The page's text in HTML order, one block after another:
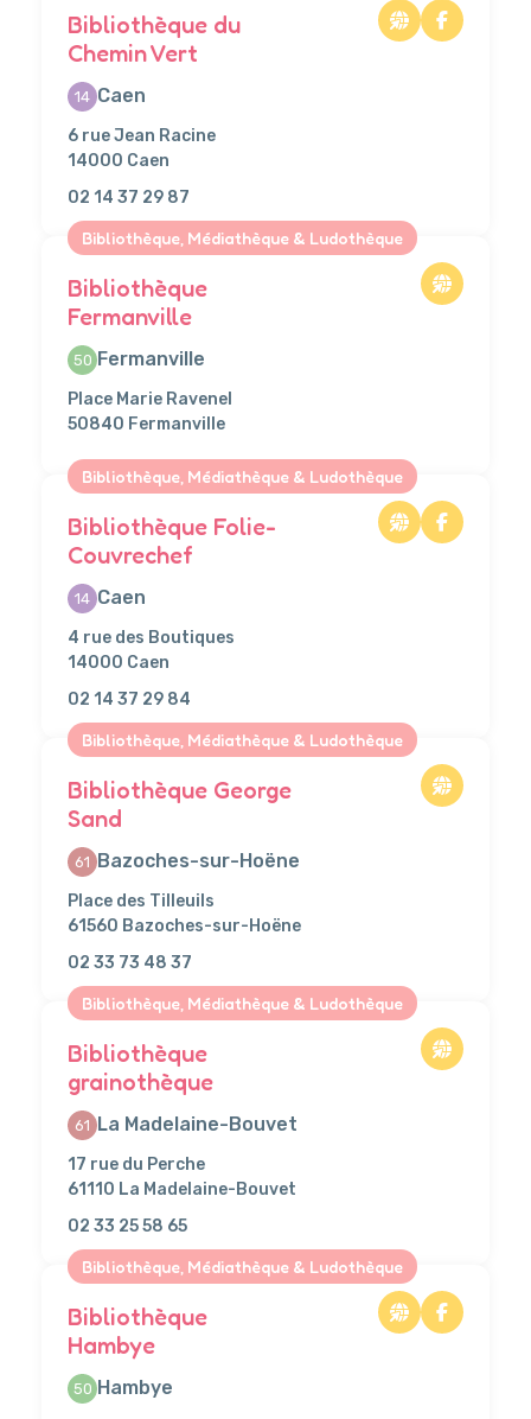
Bibliothèque du
Chemin Vert
14 Caen
6 rue Jean Racine
14000 Caen
02 14 37 29 87
Bibliothèque, Médiathèque & Ludothèque
Bibliothèque
Fermanville
50 Fermanville
Place Marie Ravenel
50840 Fermanville
Bibliothèque, Médiathèque & Ludothèque
Bibliothèque Folie-
Couvrechef
14 Caen
4 rue des Boutiques
14000 Caen
02 14 37 29 84
Bibliothèque, Médiathèque & Ludothèque
Bibliothèque George
Sand
61 Bazoches-sur-Hoëne
Place des Tilleuils
61560 Bazoches-sur-Hoëne
02 33 73 48 37
Bibliothèque, Médiathèque & Ludothèque
Bibliothèque
grainothèque
61 La Madelaine-Bouvet
17 rue du Perche
61110 La Madelaine-Bouvet
02 33 25 58 65
Bibliothèque, Médiathèque & Ludothèque
Bibliothèque
Hambye
50 Hambye